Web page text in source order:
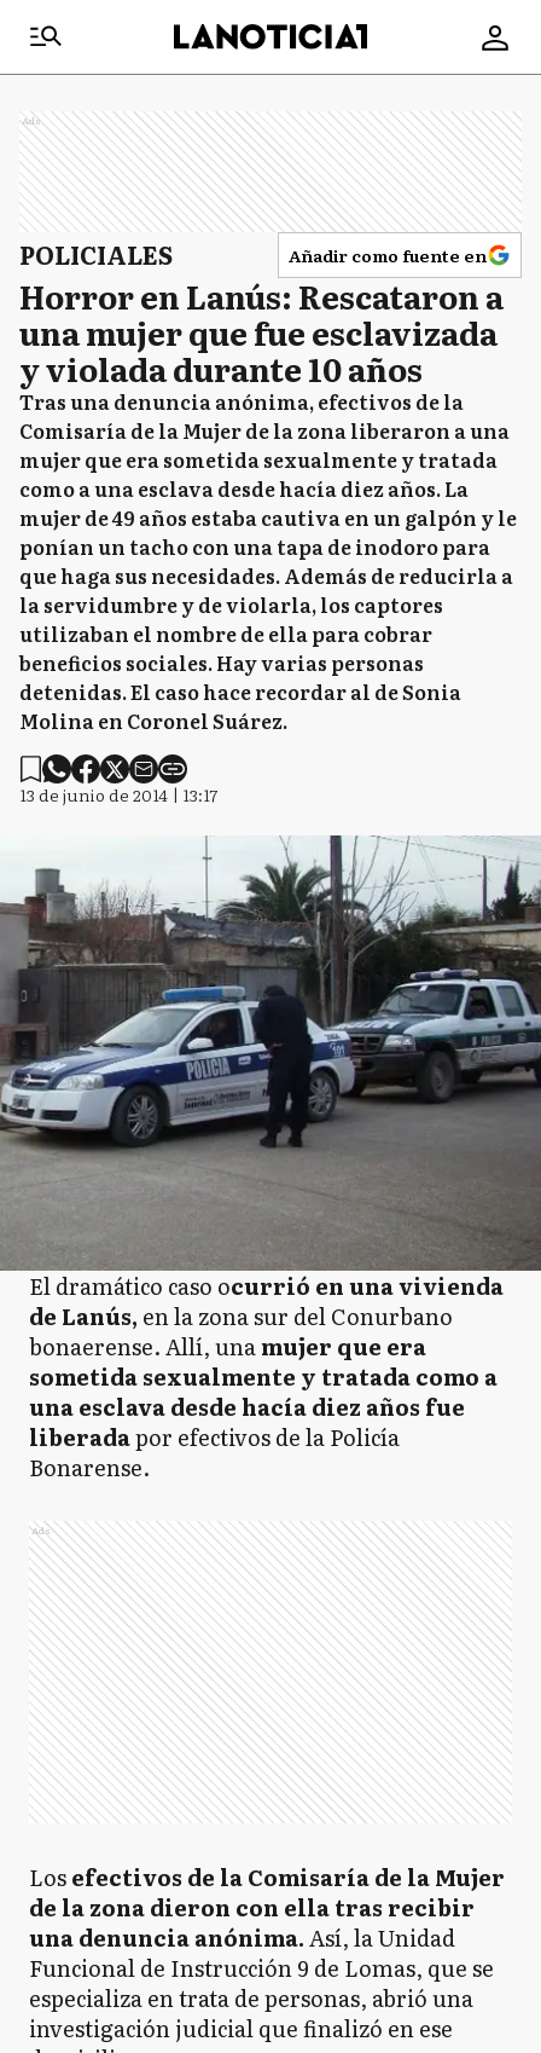
Ads
POLICIALES Añadir como fuente en
Horror en Lanús: Rescataron a
una mujer que fue esclavizada
y violada durante 10 años
Tras una denuncia anónima, efectivos de la
Comisaría de la Mujer de la zona liberaron a una
mujer que era sometida sexualmente y tratada
como a una esclava desde hacía diez años. La
mujer de 49 años estaba cautiva en un galpón y le
ponían un tacho con una tapa de inodoro para
que haga sus necesidades. Además de reducirla a
la servidumbre y de violarla, los captores
utilizaban el nombre de ella para cobrar
beneficios sociales. Hay varias personas
detenidas. El caso hace recordar al de Sonia
Molina en Coronel Suárez.
13 de junio de 2014 | 13:17
El dramático caso ocurrió en una vivienda
de Lanús, en la zona sur del Conurbano
bonaerense. Allí, unamujer que era
sometida sexualmente y tratada como a
una esclava desde hacía diez años fue
liberadapor efectivos de la Policía
Bonarense.
Ads
Losefectivos de la Comisaría de la Mujer
de la zona dieron con ella tras recibir
una denuncia anónima.Así, la Unidad
Funcional de Instrucción 9 de Lomas, que se
especializa en trata de personas, abrió una
investigación judicial que finalizó en ese